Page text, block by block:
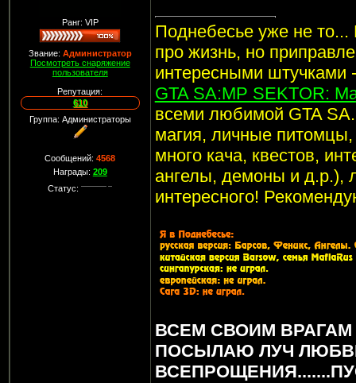
Ранг: VIP
Звание: Администратор
Посмотреть снаряжение
пользователя
Репутация:
610
Группа: Администраторы
Сообщений:4568
Награды: 209
Статус:
Поднебесье уже не то...
про жизнь, но
интересными штучками
GTA SA:MP SEKTOR:
всеми любимой GTA
магия, личные питомцы,
много кача, квестов,
ангелы, демоны и д.р.),
интересного!
ВСЕМ СВОИМ
ПОСЫЛАЮ ЛУЧ